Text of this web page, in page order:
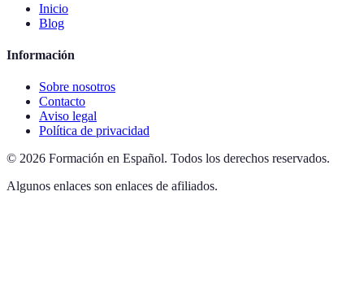
Inicio
Blog
Información
Sobre nosotros
Contacto
Aviso legal
Política de privacidad
© 2026 Formación en Español. Todos los derechos reservados.
Algunos enlaces son enlaces de afiliados.